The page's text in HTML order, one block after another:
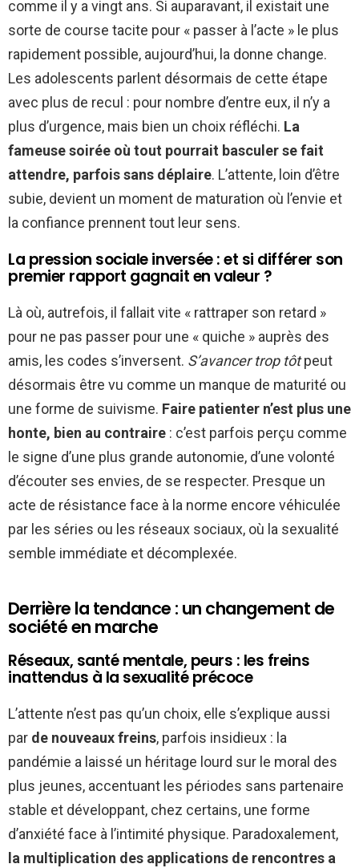
comme il y a vingt ans. Si auparavant, il existait une
sorte de course tacite pour « passer à l’acte » le plus
rapidement possible, aujourd’hui, la donne change.
Les adolescents parlent désormais de cette étape
avec plus de recul : pour nombre d’entre eux, il n’y a
plus d’urgence, mais bien un choix réfléchi. La
fameuse soirée où tout pourrait basculer se fait
attendre, parfois sans déplaire. L’attente, loin d’être
subie, devient un moment de maturation où l’envie et
la confiance prennent tout leur sens.
La pression sociale inversée : et si différer son
premier rapport gagnait en valeur ?
Là où, autrefois, il fallait vite « rattraper son retard »
pour ne pas passer pour une « quiche » auprès des
amis, les codes s’inversent. S’avancer trop tôtpeut
désormais être vu comme un manque de maturité ou
une forme de suivisme. Faire patienter n’est plus une
honte, bien au contraire : c’est parfois perçu comme
le signe d’une plus grande autonomie, d’une volonté
d’écouter ses envies, de se respecter. Presque un
acte de résistance face à la norme encore véhiculée
par les séries ou les réseaux sociaux, où la sexualité
semble immédiate et décomplexée.
Derrière la tendance : un changement de
société en marche
Réseaux, santé mentale, peurs : les freins
inattendus à la sexualité précoce
L’attente n’est pas qu’un choix, elle s’explique aussi
par de nouveaux freins, parfois insidieux : la
pandémie a laissé un héritage lourd sur le moral des
plus jeunes, accentuant les périodes sans partenaire
stable et développant, chez certains, une forme
d’anxiété face à l’intimité physique. Paradoxalement,
la multiplication des applications de rencontres a